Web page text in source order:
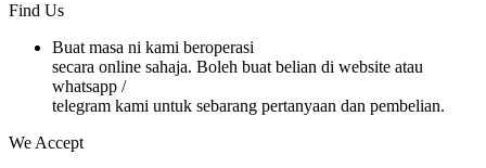
Find Us
Buat masa ni kami beroperasi
secara online sahaja. Boleh buat belian di website atau
whatsapp /
telegram kami untuk sebarang pertanyaan dan pembelian.
We Accept